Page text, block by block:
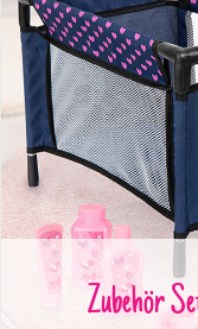
Zubehör Set
Zubehör